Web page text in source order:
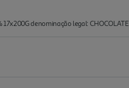
17x200G denominação legal: CHOCOLATE